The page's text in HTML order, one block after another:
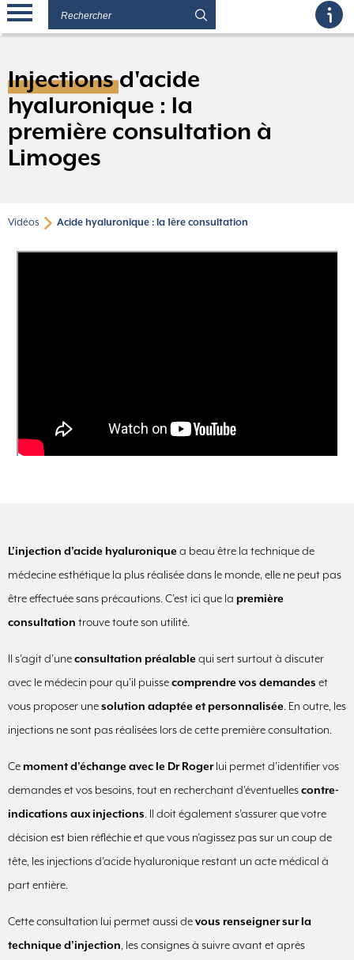
Injections d'acide
hyaluronique : la
première consultation à
Limoges
Vidéos Acide hyaluronique : la 1ère consultation
L’injection d’acide hyaluronique a beau être la technique de
médecine esthétique la plus réalisée dans le monde, elle ne peut pas
être effectuée sans précautions. C’est ici que la première
consultation trouve toute son utilité.
Il s’agit d’uneconsultation préalable qui sert surtout à discuter
avec le médecin pour qu’il puissecomprendre vos demandes et
vous proposer unesolution adaptée et personnalisée. En outre, les
injections ne sont pas réalisées lors de cette première consultation.
Ce moment d’échange avec le Dr Rogerlui permet d’identifier vos
demandes et vos besoins, tout en recherchant d’éventuellescontre-
indications aux injections. Il doit également s’assurer que votre
décision est bien réfléchie et que vous n’agissez pas sur un coup de
tête, les injections d’acide hyaluronique restant un acte médical à
part entière.
Cette consultation lui permet aussi devous renseigner sur la
technique d’injection, les consignes à suivre avant et après